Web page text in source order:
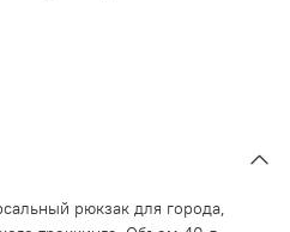
рюкзак для города,